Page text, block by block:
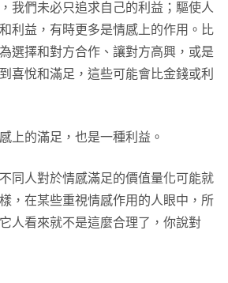
我們未必只追求自己的利益；驅使人
利益，有時更多是情感上的作用。比
選擇和對方合作、讓對方高興，或是
喜悅和滿足，這些可能會比金錢或利
上的滿足，也是一種利益。
同人對於情感滿足的價值量化可能就
，在某些重視情感作用的人眼中，所
人看來就不是這麼合理了，你說對